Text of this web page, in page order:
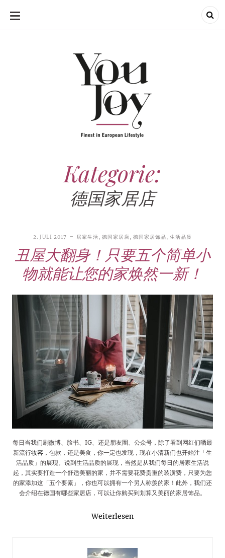
SKIP
Kategorie:
德国家居店
2. JULI 2017 居家生活, 德国家居店,德国家居饰品,生活品质
丑屋大翻身！只要五个简单小
物就能让您的家焕然一新！
每日当我们刷微博、脸书、IG、还是朋友圈、公众号，除了看到网红们晒最
新流行妆容 ，包款，还是美食，你一定也发现，现在小清新们也开始注「生
活品质」的展现。说到生活品质的展现，当然是从我们每日的居家生活说
起，其实要打造一个舒适美丽的家，并不需要花费贵重的装潢费，只要为您
的家添加这「五个要素」，你也可以拥有一个另人称羡的家！此外，我们还
会介绍在德国有哪些家居店，可以让你购买到划算又美丽的家居饰品。
Weiterlesen